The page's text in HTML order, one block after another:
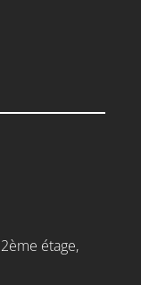
étage,